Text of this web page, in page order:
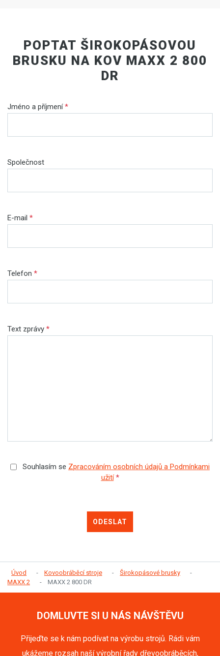
POPTAT ŠIROKOPÁSOVOU
BRUSKU NA KOV MAXX 2 800
DR
Jméno a příjmení*
Společnost
E-mail *
Telefon *
Text zprávy *
Souhlasím se Zpracováním osobních údajů a Podmínkami
užití *
ODESLAT
Úvod Kovoobráběcí stroje
Širokopásové brusky
MAXX 2
MAXX 2 800 DR
DOMLUVTE SI U NÁS NÁVŠTĚVU
Přijeďte se k nám podívat na výrobu strojů. Rádi vám
ukážeme rozsah naší výrobní řady dřevoobráběcích,